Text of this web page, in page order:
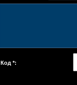
Код *: